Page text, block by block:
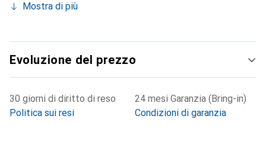
Mostra di più
Evoluzione del prezzo
30 giorni di diritto di reso
Politica sui resi
24 mesi Garanzia (Bring-in)
Condizioni di garanzia